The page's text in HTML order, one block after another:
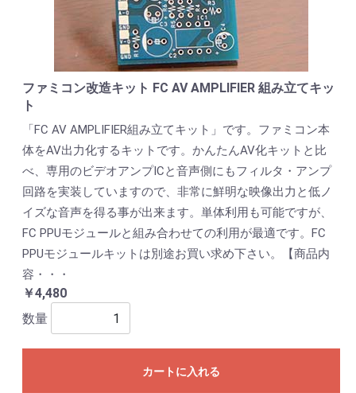
ファミコン改造キット FC AV AMPLIFIER 組み立てキッ
ト
「FC AV AMPLIFIER組み立てキット」です。ファミコン本
体をAV出力化するキットです。かんたんAV化キットと比
べ、専用のビデオアンプICと音声側にもフィルタ・アンプ
回路を実装していますので、非常に鮮明な映像出力と低ノ
イズな音声を得る事が出来ます。単体利用も可能ですが、
FC PPUモジュールと組み合わせての利用が最適です。FC
PPUモジュールキットは別途お買い求め下さい。【商品内
容・・・
￥4,480
数量
カートに入れる